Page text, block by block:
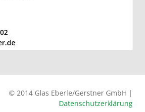
© 2014 Glas Eberle/Gerstner GmbH |
Datenschutzerklärung